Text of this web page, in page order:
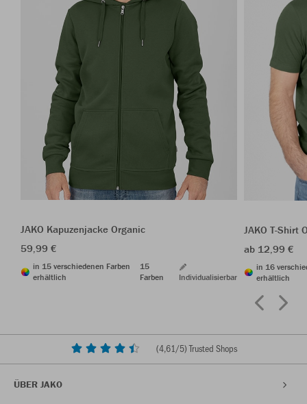
JAKO Kapuzenjacke Organic
59,99 €
in 15 verschiedenen Farben
erhältlich
15
Farben
Individualisierbar
JAKO T-Shirt
ab 12,99 €
in 16
erhältlich
(4,61/5) Trusted Shops
ÜBER JAKO